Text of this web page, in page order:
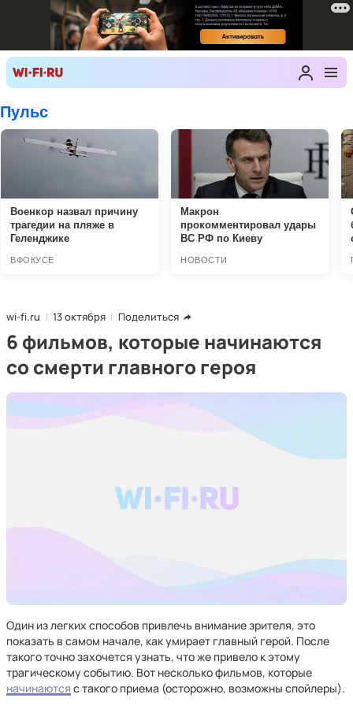
wi-fi.ru 13 октября Поделиться
6 фильмов, которые начинаются
со смерти главного героя
Один из легких способов привлечь внимание зрителя, это
показать в самом начале, как умирает главный герой. После
такого точно захочется узнать, что же привело к этому
трагическому событию. Вот несколько фильмов, которые
начинаются с такого приема (осторожно, возможны спойлеры).